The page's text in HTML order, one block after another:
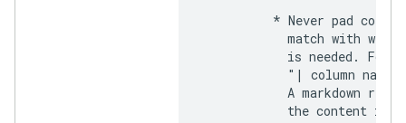
* Never pad
match with
is needed. For
"| column name
A markdown
the content in